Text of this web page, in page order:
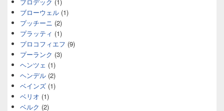
ブロデック (1)
ブローウェル (1)
プッチーニ (2)
プラッティ (1)
プロコフィエフ (9)
プーランク (3)
ヘンツェ (1)
ヘンデル (2)
ベインズ (1)
ベリオ (1)
ベルク (2)